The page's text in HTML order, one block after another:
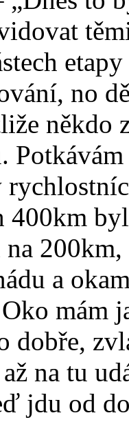
no
někdo
400km
na
a
mám
dobře,
na tu
jdu od